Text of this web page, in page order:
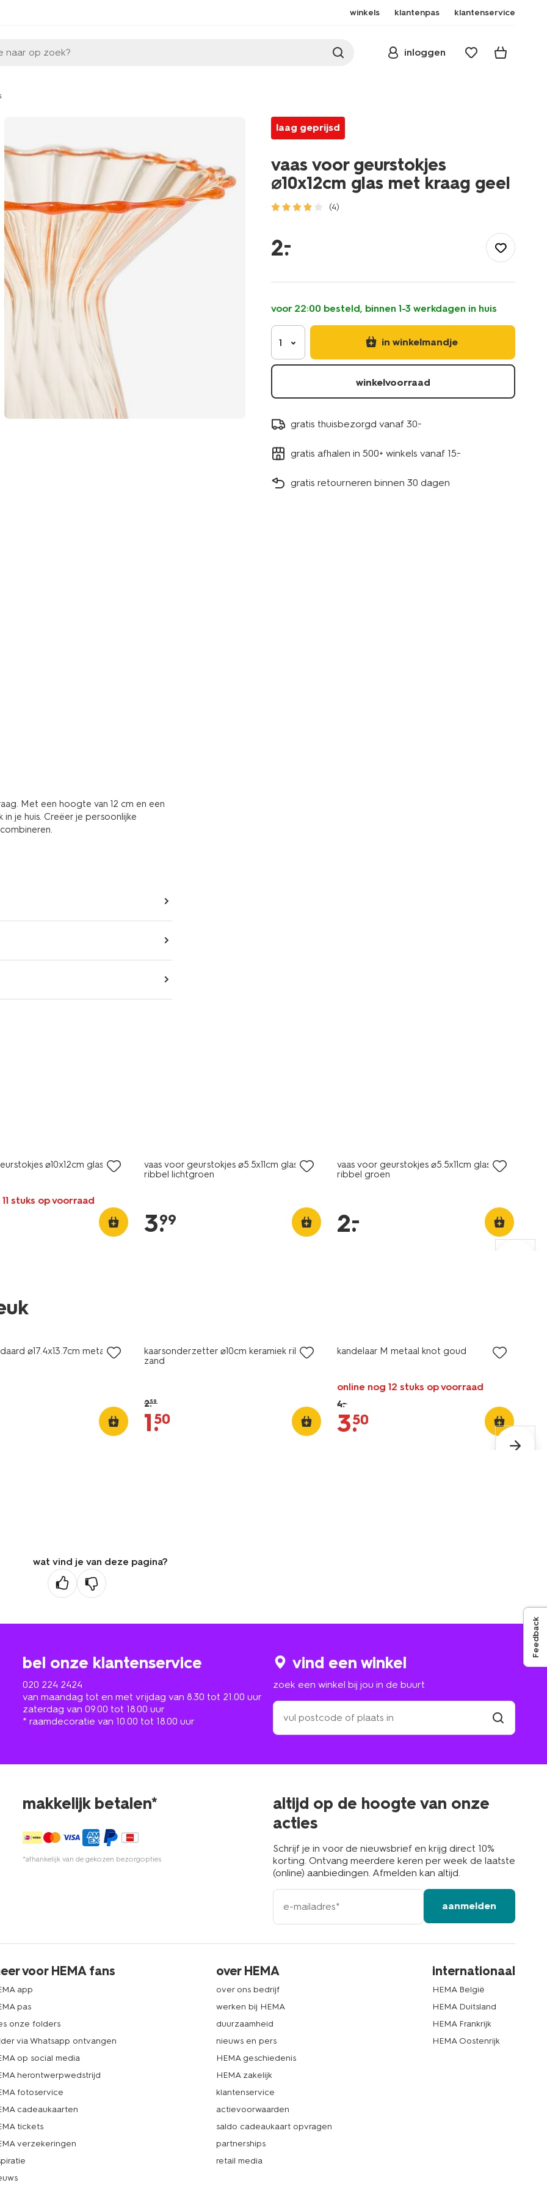
winkels klantenpas klantenservice
naar op zoek? inloggen
Met een hoogte van 12 cm en een
je huis. Creëer je persoonlijke
laag geprijsd
vaas voor geurstokjes
⌀10x12cm glas met kraag geel
(4)
voor-
kraag-
geel-
13507532.html
2.
–
voor 22:00 besteld, binnen 1-3 werkdagen in huis
1 in winkelmandje
winkelvoorraad
gratis thuisbezorgd vanaf 30.-
gratis afhalen in 500+ winkels vanaf 15.-
gratis retourneren binnen 30 dagen
⌀10x12cm glas met
stuks op voorraad
vaas voor geurstokjes ⌀5.5x11cm glas
ribbel lichtgroen
3.
99
vaas voor geurstokjes ⌀5.5x11cm glas
ribbel groen
2.
–
⌀17.4x13.7cm metaal
kaarsonderzetter ⌀10cm keramiek ribbel
zand
2.59
1.
50
kandelaar M metaal knot goud
online nog 12 stuks op voorraad
4.–
3.
50
wat vind je van deze pagina?
bel onze klantenservice
020 224 2424
van maandag tot en met vrijdag van 8.30 tot 21.00 uur
zaterdag van 09.00 tot 18.00 uur
* raamdecoratie van 10.00 tot 18.00 uur
vind een winkel
zoek een winkel bij jou in de buurt
zoek
een
winkel
in
makkelijk betalen*
*afhankelijk van de gekozen bezorgopties
altijd op de hoogte van onze
acties
Schrijf je in voor de nieuwsbrief en krijg direct 10%
korting. Ontvang meerdere keren per week de laatste
(online) aanbiedingen. Afmelden kan altijd.
e-
mailadres
aanmelden
voor HEMA fans
app
pas
onze folders
via Whatsapp ontvangen
op social media
herontwerpwedstrijd
fotoservice
cadeaukaarten
tickets
verzekeringen
over HEMA
over ons bedrijf
werken bij HEMA
duurzaamheid
nieuws en pers
HEMA geschiedenis
HEMA zakelijk
klantenservice
actievoorwaarden
saldo cadeaukaart opvragen
partnerships
retail media
internationaal
HEMA België
HEMA Duitsland
HEMA Frankrijk
HEMA Oostenrijk
Feedback